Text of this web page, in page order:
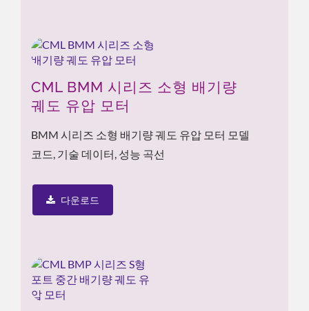
CML BMM 시리즈 소형 배기량
궤도 유압 모터
BMM 시리즈 소형 배기량 궤도 유압 모터 모델
코드, 기술 데이터, 성능 곡선
다운로드